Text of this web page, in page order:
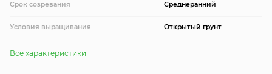
Срок созревания Среднеранний
Условия выращивания Открытый грунт
Все характеристики